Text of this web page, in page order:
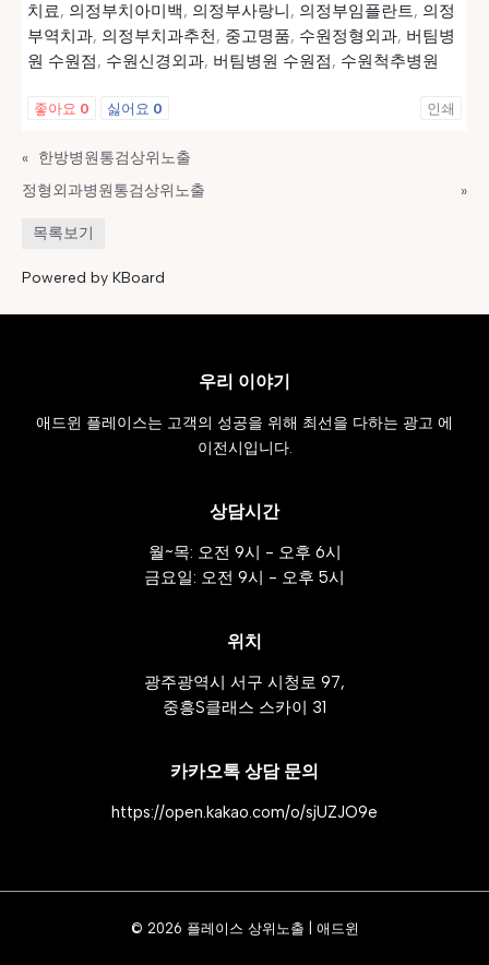
치료, 의정부치아미백, 의정부사랑니, 의정부임플란트, 의정
부역치과, 의정부치과추천, 중고명품, 수원정형외과, 버팀병
원 수원점, 수원신경외과, 버팀병원 수원점, 수원척추병원
좋아요 0 싫어요 0 인쇄
« 한방병원통검상위노출
정형외과병원통검상위노출
»
목록보기
Powered by KBoard
우리 이야기
애드윈 플레이스는 고객의 성공을 위해 최선을 다하는 광고 에
이전시입니다.
상담시간
월~목: 오전 9시 - 오후 6시
금요일: 오전 9시 - 오후 5시
위치
광주광역시 서구 시청로 97,
중흥S클래스 스카이 31
카카오톡 상담 문의
https://open.kakao.com/o/sjUZJO9e
© 2026 플레이스 상위노출 | 애드윈